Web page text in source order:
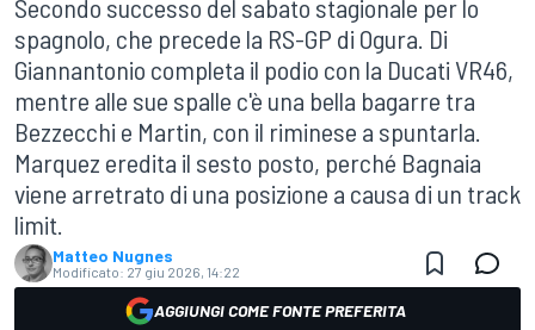
Secondo successo del sabato stagionale per lo
spagnolo, che precede la RS-GP di Ogura. Di
Giannantonio completa il podio con la Ducati VR46,
mentre alle sue spalle c'è una bella bagarre tra
Bezzecchi e Martin, con il riminese a spuntarla.
Marquez eredita il sesto posto, perché Bagnaia
viene arretrato di una posizione a causa di un track
limit.
Matteo Nugnes
Modificato: 27 giu 2026, 14:22
AGGIUNGI COME FONTE PREFERITA